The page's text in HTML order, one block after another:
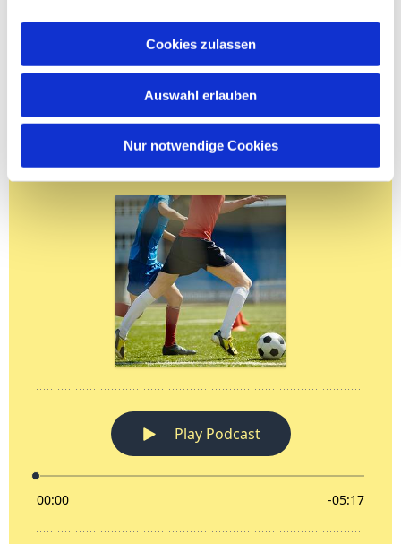
Cookies zulassen
Auswahl erlauben
Nur notwendige Cookies